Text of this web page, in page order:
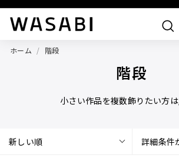
すべての作品を見る
W
S
検索
ホーム / 階段
階段
小さい作品を複数飾りたい方は
新しい順 詳細条件